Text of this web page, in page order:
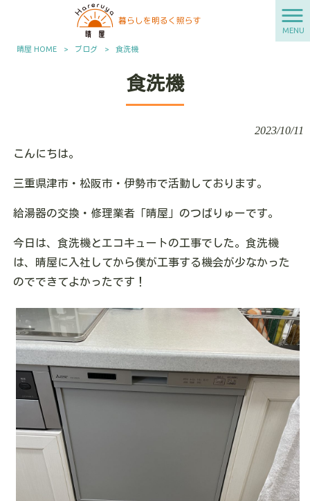
MENU
晴屋 HOME > ブログ > 食洗機
食洗機
2023/10/11
こんにちは。
三重県津市・松阪市・伊勢市で活動しております。
給湯器の交換・修理業者「晴屋」のつばりゅーです。
今日は、食洗機とエコキュートの工事でした。食洗機
は、晴屋に入社してから僕が工事する機会が少なかった
のでできてよかったです！